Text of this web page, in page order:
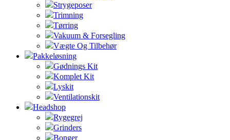
Strygeposer
Trimning
Tørring
Vakuum & Forsegling
Vægte Og Tilbehør
Pakkeløsning
Gødnings Kit
Komplet Kit
Lyskit
Ventilationskit
Headshop
Rygegrej
Grinders
Bonger